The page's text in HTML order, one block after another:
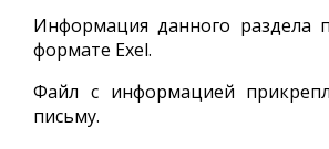
Информация данного раздела
формате Exel.
Файл с информацией
письму.